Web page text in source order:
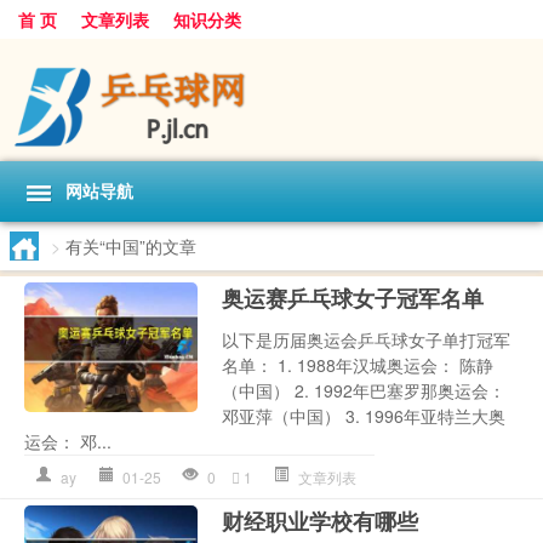
首 页 文章列表 知识分类
网站导航
> 有关“中国”的文章
奥运赛乒乓球女子冠军名单
以下是历届奥运会乒乓球女子单打冠军
名单： 1. 1988年汉城奥运会： 陈静
（中国） 2. 1992年巴塞罗那奥运会：
邓亚萍（中国） 3. 1996年亚特兰大奥
运会： 邓...
ay 01-25 0 1 文章列表
财经职业学校有哪些